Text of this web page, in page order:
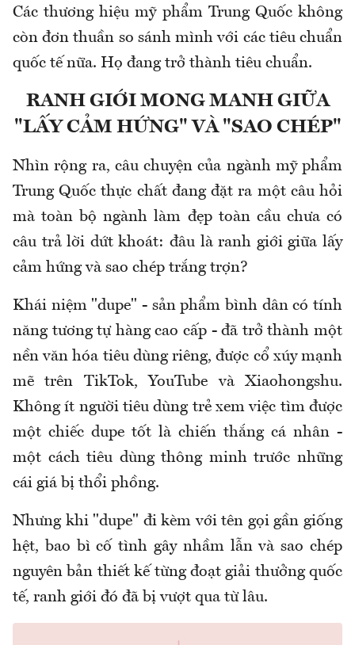
Các thương hiệu mỹ phẩm Trung Quốc không
còn đơn thuần so sánh mình với các tiêu chuẩn
quốc tế nữa. Họ đang trở thành tiêu chuẩn.
RANH GIỚI MONG MANH GIỮA
"LẤY CẢM HỨNG" VÀ "SAO CHÉP"
Nhìn rộng ra, câu chuyện của ngành mỹ phẩm
Trung Quốc thực chất đang đặt ra một câu hỏi
mà toàn bộ ngành làm đẹp toàn cầu chưa có
câu trả lời dứt khoát: đâu là ranh giới giữa lấy
cảm hứng và sao chép trắng trợn?
Khái niệm "dupe" - sản phẩm bình dân có tính
năng tương tự hàng cao cấp - đã trở thành một
nền văn hóa tiêu dùng riêng, được cổ xúy mạnh
mẽ trên TikTok, YouTube và Xiaohongshu.
Không ít người tiêu dùng trẻ xem việc tìm được
một chiếc dupe tốt là chiến thắng cá nhân -
một cách tiêu dùng thông minh trước những
cái giá bị thổi phồng.
Nhưng khi "dupe" đi kèm với tên gọi gần giống
hệt, bao bì cố tình gây nhầm lẫn và sao chép
nguyên bản thiết kế từng đoạt giải thưởng quốc
tế, ranh giới đó đã bị vượt qua từ lâu.